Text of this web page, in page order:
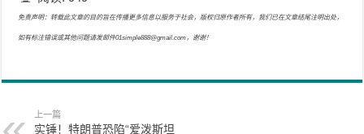
免责声明：转载此文章的目的旨在传播更多信息以服务于社会，版权归原作者所有，我们已在文章结尾注明出处，
如有标注错误或其他问题请发邮件01simple888@gmail.com，谢谢！
上一篇
实锤！特朗普恐陷“爱泼斯坦